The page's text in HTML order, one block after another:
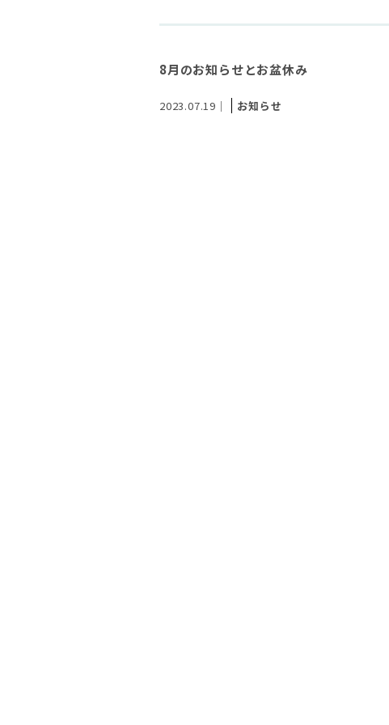
8月のお知らせとお盆休み
2023.07.19｜ お知らせ